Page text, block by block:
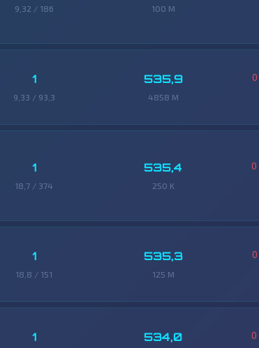
9,32 / 186 100 M
1
9,33 / 93,3
535,9
4858 M
0
1
18,7 / 374
535,4
250 K
0
1
18,8 / 151
535,3
125 M
0
1 534,0 0